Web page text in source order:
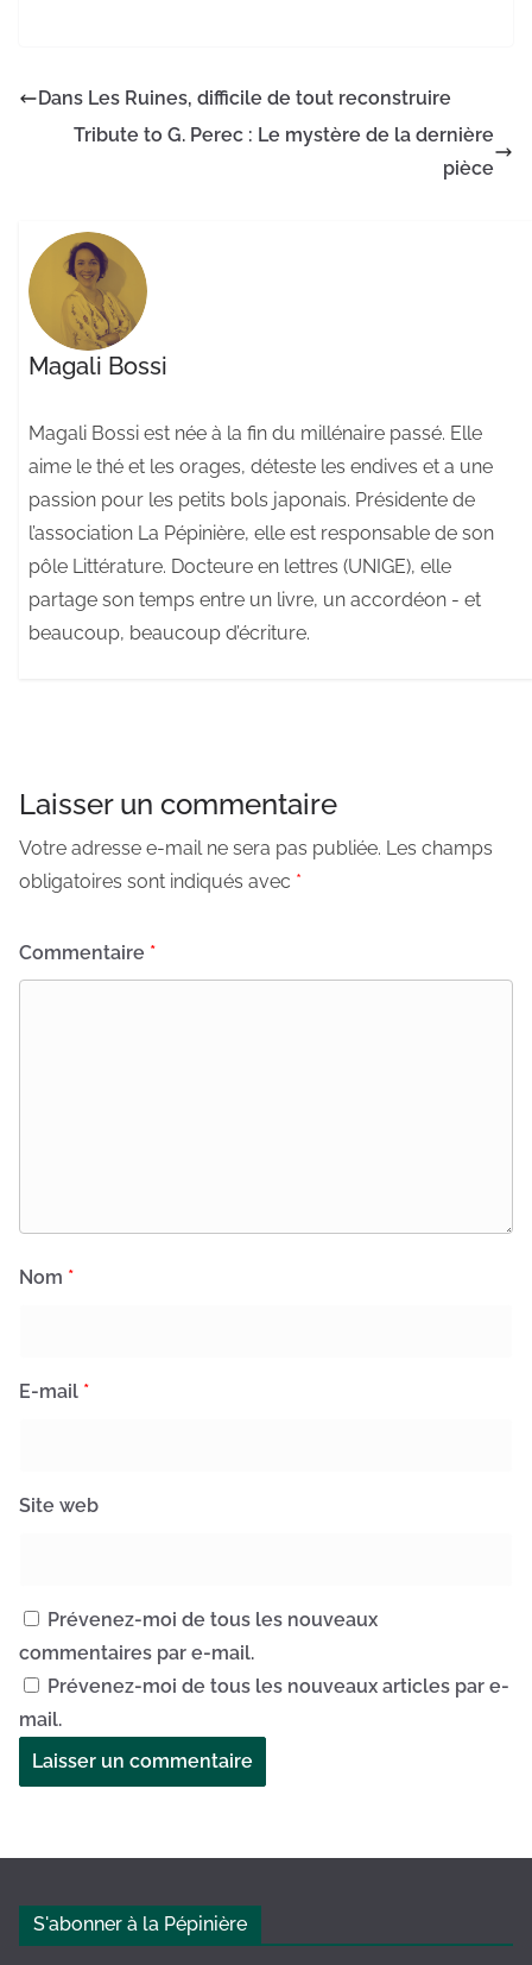
Dans Les Ruines, difficile de tout reconstruire
Tribute to G. Perec : Le mystère de la dernière
pièce
Magali Bossi
Magali Bossi est née à la fin du millénaire passé. Elle
aime le thé et les orages, déteste les endives et a une
passion pour les petits bols japonais. Présidente de
l’association La Pépinière, elle est responsable de son
pôle Littérature. Docteure en lettres (UNIGE), elle
partage son temps entre un livre, un accordéon - et
beaucoup, beaucoup d’écriture.
Laisser un commentaire
Votre adresse e-mail ne sera pas publiée. Les champs
obligatoires sont indiqués avec *
Commentaire *
Nom *
E-mail *
Site web
Prévenez-moi de tous les nouveaux
commentaires par e-mail.
Prévenez-moi de tous les nouveaux articles par e-
mail.
e
S'abonner à la Pépinière